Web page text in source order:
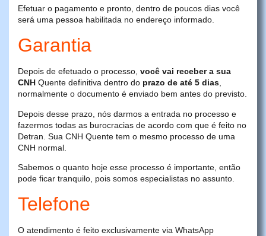
Efetuar o pagamento e pronto, dentro de poucos dias você
será uma pessoa habilitada no endereço informado.
Garantia
Depois de efetuado o processo, você vai receber a sua
CNH Quente definitiva dentro do prazo de até 5 dias,
normalmente o documento é enviado bem antes do previsto.
Depois desse prazo, nós darmos a entrada no processo e
fazermos todas as burocracias de acordo com que é feito no
Detran. Sua CNH Quente tem o mesmo processo de uma
CNH normal.
Sabemos o quanto hoje esse processo é importante, então
pode ficar tranquilo, pois somos especialistas no assunto.
Telefone
O atendimento é feito exclusivamente via WhatsApp